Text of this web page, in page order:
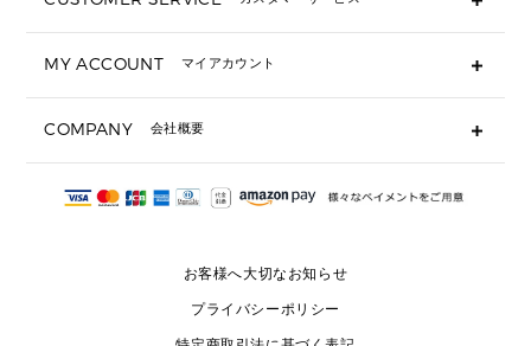
▶ 小物すべて
定期ケース・カードケース・名刺入れ
サンダル
スニーカー
▶ ウェア
ギフト用にラッピングができますか？
ショッピングバッグを購入商品分送ってもらえますか？
注文後に完了メールが受信できないのですが？
サイズ交換はできますか？
MY ACCOUNT マイアカウント
COMPANY 会社概要
会社概要
お客様へ大切なお知らせ
プライバシーポリシー